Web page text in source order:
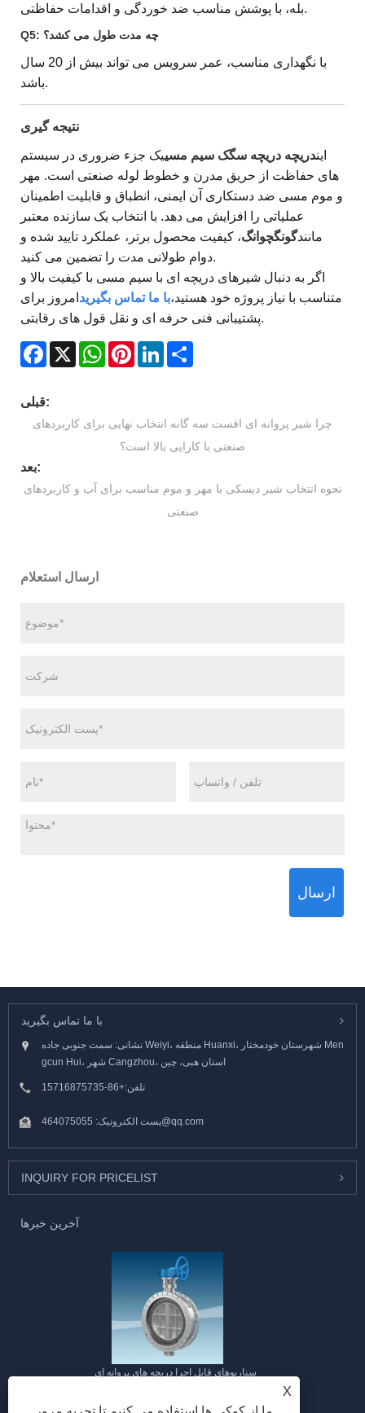
بله، با پوشش مناسب ضد خوردگی و اقدامات حفاظتی.
Q5: چه مدت طول می کشد؟
با نگهداری مناسب، عمر سرویس می تواند بیش از 20 سال
باشد.
نتیجه گیری
ایندریچه دریچه سگک سیم مسییک جزء ضروری در سیستم
های حفاظت از حریق مدرن و خطوط لوله صنعتی است. مهر
و موم مسی ضد دستکاری آن ایمنی، انطباق و قابلیت اطمینان
عملیاتی را افزایش می دهد. با انتخاب یک سازنده معتبر
مانندگونگچوانگ، کیفیت محصول برتر، عملکرد تایید شده و
دوام طولانی مدت را تضمین می کنید.
اگر به دنبال شیرهای دریچه ای با سیم مسی با کیفیت بالا و
متناسب با نیاز پروژه خود هستید،با ما تماس بگیرید امروز برای
پشتیبانی فنی حرفه ای و نقل قول های رقابتی.
Facebook
X WhatsAppPinterestLinkedIn
قبلی:
چرا شیر پروانه ای افست سه گانه انتخاب نهایی برای کاربردهای
صنعتی با کارایی بالا است؟
بعد:
نحوه انتخاب شیر دیسکی با مهر و موم مناسب برای آب و کاربردهای
صنعتی
ارسال استعلام
ارسال
با ما تماس بگیرید
نشانی: سمت جنوبی جاده Weiyi، منطقه Huanxi، شهرستان خودمختار Men
gcun Hui، شهر Cangzhou، استان هبی، چین
تلفن:+86-15716875735
پست الکترونیک:464075055@qq.com
INQUIRY FOR PRICELIST
آخرین خبرها
سناریوهای قابل اجرا دریچه های پروانه ای
X